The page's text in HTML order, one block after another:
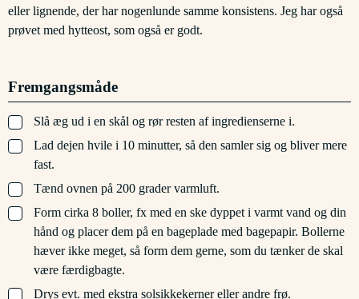
eller lignende, der har nogenlunde samme konsistens. Jeg har også
prøvet med hytteost, som også er godt.
Fremgangsmåde
▢
Slå æg ud i en skål og rør resten af ingredienserne i.
▢
Lad dejen hvile i 10 minutter, så den samler sig og bliver mere
fast.
▢
Tænd ovnen på 200 grader varmluft.
▢
Form cirka 8 boller, fx med en ske dyppet i varmt vand og din
hånd og placer dem på en bageplade med bagepapir. Bollerne
hæver ikke meget, så form dem gerne, som du tænker de skal
være færdigbagte.
▢
Drys evt. med ekstra solsikkekerner eller andre frø.